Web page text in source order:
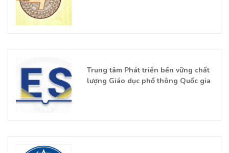
Trung tâm Phát triển bền vững chất
lượng Giáo dục phổ thông Quốc gia